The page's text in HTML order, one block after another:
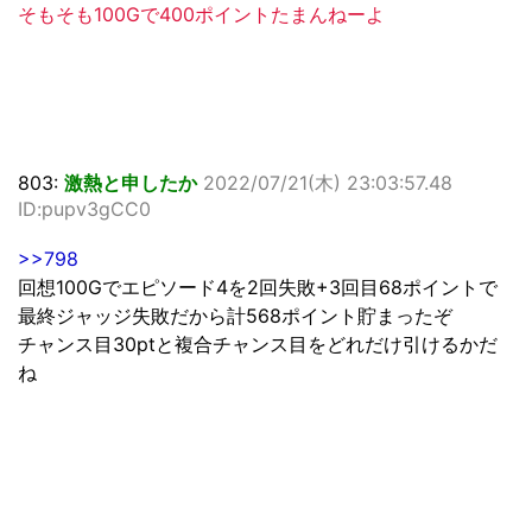
そもそも100Gで400ポイントたまんねーよ
803: 激熱と申したか 2022/07/21(木) 23:03:57.48
ID:pupv3gCC0
>>798
回想100Gでエピソード4を2回失敗+3回目68ポイントで
最終ジャッジ失敗だから計568ポイント貯まったぞ
チャンス目30ptと複合チャンス目をどれだけ引けるかだ
ね